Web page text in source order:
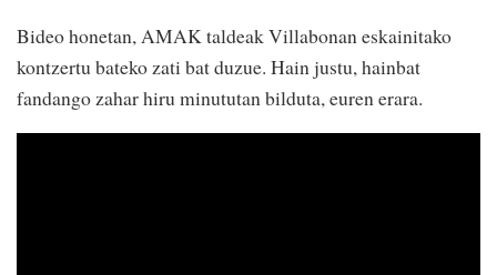
Bideo honetan, AMAK taldeak Villabonan eskainitako
kontzertu bateko zati bat duzue. Hain justu, hainbat
fandango zahar hiru minututan bilduta, euren erara.